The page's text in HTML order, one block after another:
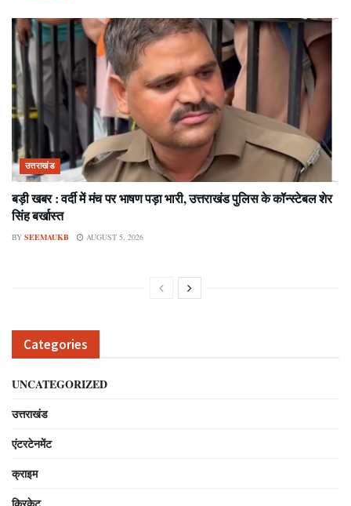
उत्तराखंड
बड़ी खबर : वर्दी में मंच पर भाषण पड़ा भारी, उत्तराखंड पुलिस के कॉन्स्टेबल शेर
सिंह बर्खास्त
BY SEEMAUKB AUGUST 5, 2026
Categories
UNCATEGORIZED
उत्तराखंड
एंटरटेनमेंट
क्राइम